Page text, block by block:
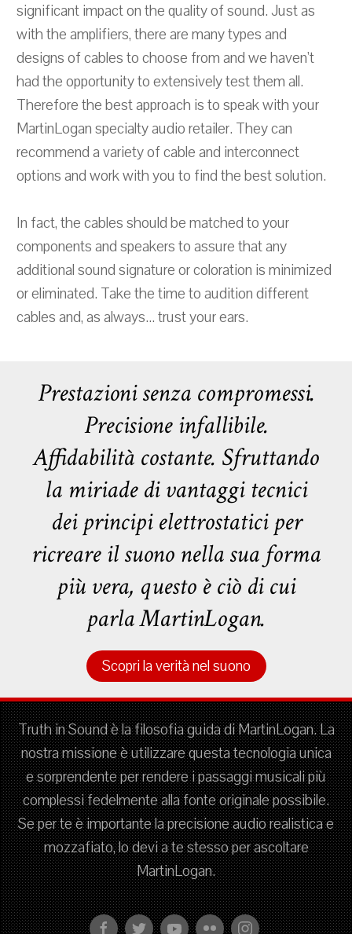
significant impact on the quality of sound. Just as
with the amplifiers, there are many types and
designs of cables to choose from and we haven't
had the opportunity to extensively test them all.
Therefore the best approach is to speak with your
MartinLogan specialty audio retailer. They can
recommend a variety of cable and interconnect
options and work with you to find the best solution.
In fact, the cables should be matched to your
components and speakers to assure that any
additional sound signature or coloration is minimized
or eliminated. Take the time to audition different
cables and, as always... trust your ears.
Prestazioni senza compromessi.
Precisione infallibile.
Affidabilità costante. Sfruttando
la miriade di vantaggi tecnici
dei principi elettrostatici per
ricreare il suono nella sua forma
più vera, questo è ciò di cui
parla MartinLogan.
Scopri la verità nel suono
Truth in Sound è la filosofia guida di MartinLogan. La
nostra missione è utilizzare questa tecnologia unica
e sorprendente per rendere i passaggi musicali più
complessi fedelmente alla fonte originale possibile.
Se per te è importante la precisione audio realistica e
mozzafiato, lo devi a te stesso per ascoltare
MartinLogan.